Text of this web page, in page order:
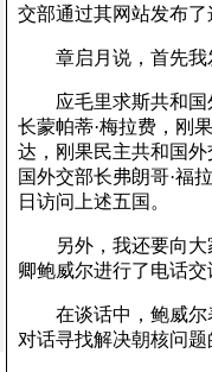
交部通过其网站发布
章启月说，首先我
应毛里求斯共和国外
长蒙帕蒂·梅拉费，刚
达，刚果民主共和国外
国外交部长弗朗哥·福
日访问上述五国。
另外，我还要向大
卿鲍威尔进行了电话
在谈话中，鲍威尔
对话寻找解决朝核问